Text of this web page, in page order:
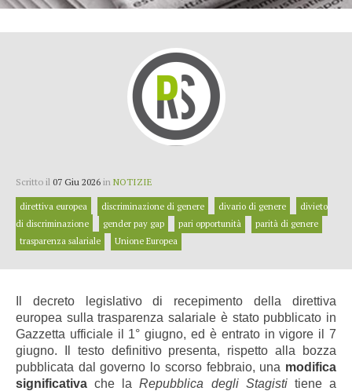
Scritto il 07 Giu 2026 in NOTIZIE
direttiva europea discriminazione di genere divario di genere
divieto
di discriminazione
gender pay gap pari opportunità
parità di genere
trasparenza salariale
Unione Europea
Il decreto legislativo di recepimento della direttiva
europea sulla trasparenza salariale è stato pubblicato in
Gazzetta ufficiale il 1° giugno, ed è entrato in vigore il 7
giugno. Il testo definitivo presenta, rispetto alla bozza
pubblicata dal governo lo scorso febbraio, una modifica
significativa che laRepubblica degli Stagistitiene a